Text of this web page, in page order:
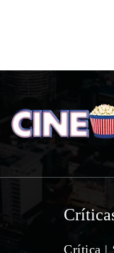
Crítica |